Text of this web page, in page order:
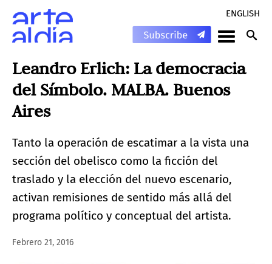
ENGLISH
Leandro Erlich: La democracia
del Símbolo. MALBA. Buenos
Aires
Tanto la operación de escatimar a la vista una
sección del obelisco como la ficción del
traslado y la elección del nuevo escenario,
activan remisiones de sentido más allá del
programa político y conceptual del artista.
Febrero 21, 2016